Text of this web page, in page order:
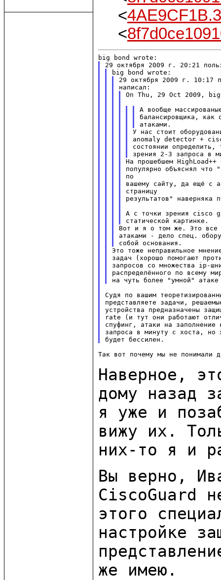
<
<
29 октября 2009 г. 10:17
On Thu, 29 Oct 2009,
А вообще
балансировщика, как
У нас стоит
anomaly detector +
состоянии
На прошебшем
популярно объяснял
по
вашему сайту, да ещё с
страницу
результатов" наверняка
А с точки зрения cisco
Вот и я о том же. Это все
атаками - дело спец.
Это тоже неправильное
задач (хорошо помогают
запросов со множества ip-
распределённого по всему
Судя по вашим
представляете задачи,
устройства предназначены
rate (и тут они работают
спуфинг, атаки на
запроса в минуту с хоста, но
Так вот почему мы не понимали
Наверное,
дому назад
я уже и
вижу их.
них-то я и
Вы верно,
CiscoGuard
этого
настройке
же имею.